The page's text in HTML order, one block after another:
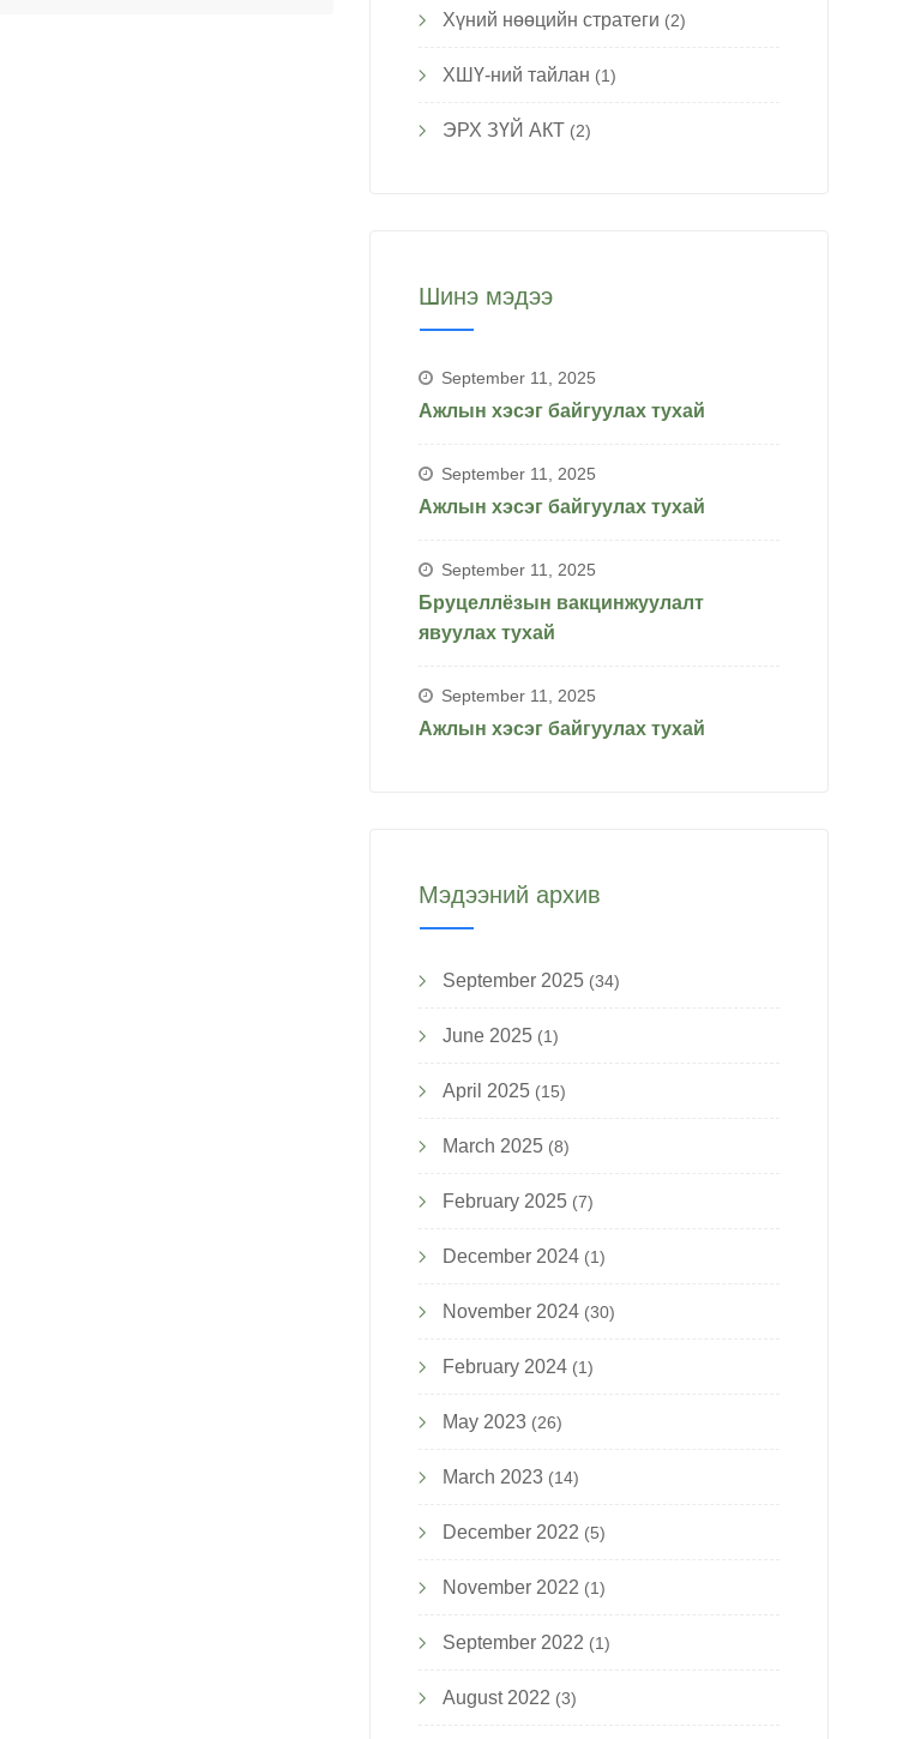
Хүний нөөцийн стратеги (2)
ХШҮ-ний тайлан (1)
ЭРХ ЗҮЙ АКТ (2)
Шинэ мэдээ
September 11, 2025
Ажлын хэсэг байгуулах тухай
September 11, 2025
Ажлын хэсэг байгуулах тухай
September 11, 2025
Бруцеллёзын вакцинжуулалт
явуулах тухай
September 11, 2025
Ажлын хэсэг байгуулах тухай
Мэдээний архив
September 2025(34)
June 2025(1)
April 2025(15)
March 2025(8)
February 2025(7)
December 2024(1)
November 2024(30)
February 2024(1)
May 2023(26)
March 2023(14)
December 2022 (5)
November 2022 (1)
September 2022 (1)
August 2022 (3)